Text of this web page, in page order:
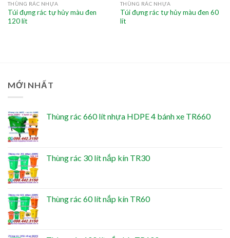
THÙNG RÁC NHỰA
Túi đựng rác tự hủy màu đen
120 lít
THÙNG RÁC NHỰA
Túi đựng rác tự hủy màu đen 60
lít
MỚI NHẤT
Thùng rác 660 lít nhựa HDPE 4 bánh xe TR660
Thùng rác 30 lít nắp kín TR30
Thùng rác 60 lít nắp kín TR60